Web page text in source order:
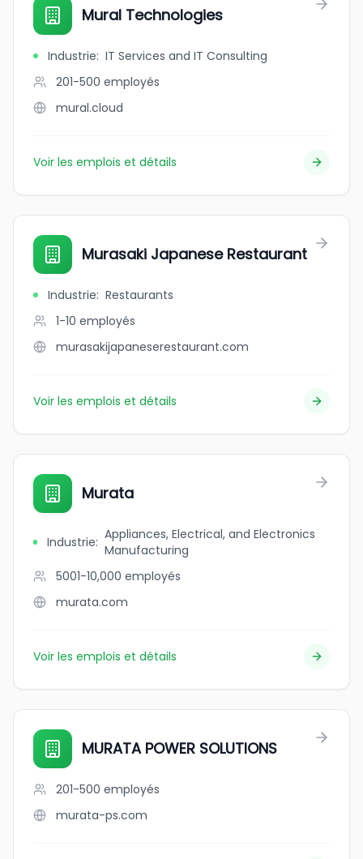
Mural Technologies
Industrie: IT Services and IT Consulting
201-500 employés
mural.cloud
Voir les emplois et détails
Murasaki Japanese Restaurant
Industrie: Restaurants
1-10 employés
murasakijapaneserestaurant.com
Voir les emplois et détails
Murata
Industrie: Appliances, Electrical, and Electronics
Manufacturing
5001-10,000 employés
murata.com
Voir les emplois et détails
MURATA POWER SOLUTIONS
201-500 employés
murata-ps.com